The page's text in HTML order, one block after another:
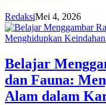
RedaksiMei 4, 2026
Belajar
dan Fauna:
Alam dalam